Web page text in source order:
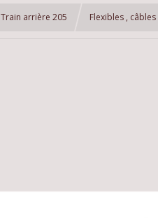
Train arrière 205 Flexibles ,